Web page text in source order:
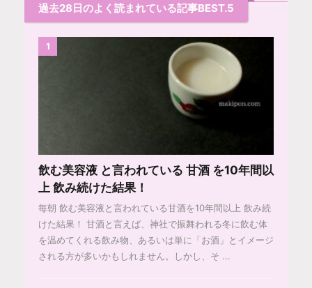
過去28日のよく読まれている記事BEST.5
1
飲む美容液 と言われている 甘酒 を10年間以
上 飲み続けた結果！
毎朝 飲む美容液と言われている甘酒を10年間以上 飲み続
けた結果！ 甘酒と言えば、神社で振舞われる冬に飲む体
を温めてくれる飲み物、あるいは単に「お酒」とイメージ
される方が多いかもしれません。しかし、そ ...